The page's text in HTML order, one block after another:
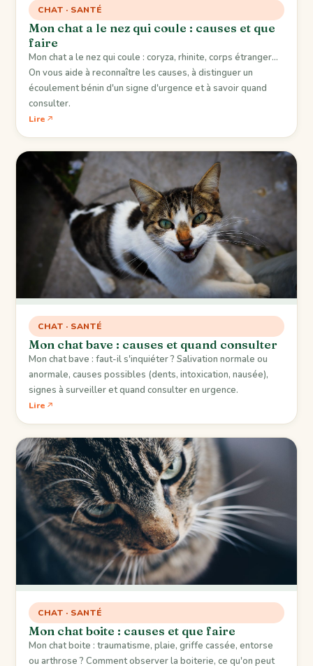
CHAT · SANTÉ
Mon chat a le nez qui coule : causes et que
faire
Mon chat a le nez qui coule : coryza, rhinite, corps étranger...
On vous aide à reconnaître les causes, à distinguer un
écoulement bénin d'un signe d'urgence et à savoir quand
consulter.
Lire
CHAT · SANTÉ
Mon chat bave : causes et quand consulter
Mon chat bave : faut-il s'inquiéter ? Salivation normale ou
anormale, causes possibles (dents, intoxication, nausée),
signes à surveiller et quand consulter en urgence.
Lire
CHAT · SANTÉ
Mon chat boite : causes et que faire
Mon chat boite : traumatisme, plaie, griffe cassée, entorse
ou arthrose ? Comment observer la boiterie, ce qu'on peut